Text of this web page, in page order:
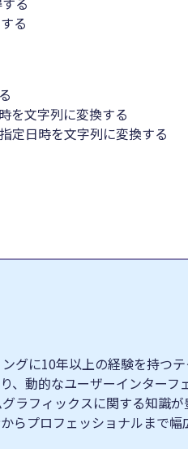
る
を文字列に変換する
定日時を文字列に変換する
グに10年以上の経験を持つ
動的なユーザーインター
ラフィックスに関する知識
らプロフェッショナルまで